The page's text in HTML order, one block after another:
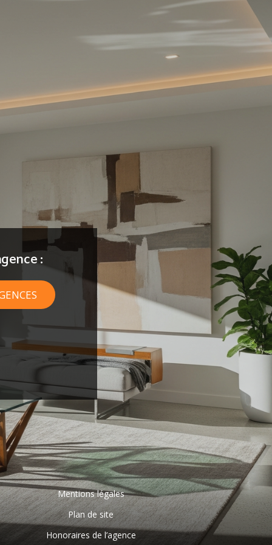
:
Mentions légales
Plan de site
Honoraires de l’agence